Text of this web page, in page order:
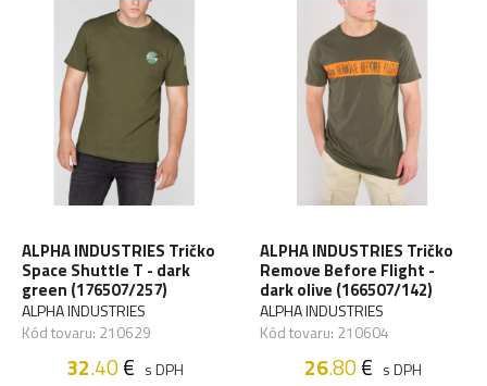
ALPHA INDUSTRIES Tričko
Space Shuttle T - dark
green (176507/257)
ALPHA INDUSTRIES
Kód tovaru: 210629
32.40€ s DPH
ALPHA INDUSTRIES Tričko
Remove Before Flight -
dark olive (166507/142)
ALPHA INDUSTRIES
Kód tovaru: 210604
26.80€ s DPH